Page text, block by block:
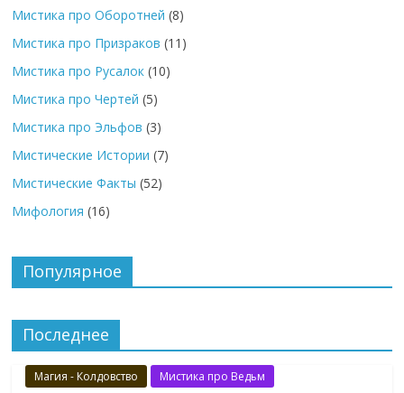
Мистика про Оборотней (8)
Мистика про Призраков (11)
Мистика про Русалок (10)
Мистика про Чертей (5)
Мистика про Эльфов (3)
Мистические Истории (7)
Мистические Факты (52)
Мифология (16)
Популярное
Последнее
Магия - Колдовство Мистика про Ведьм